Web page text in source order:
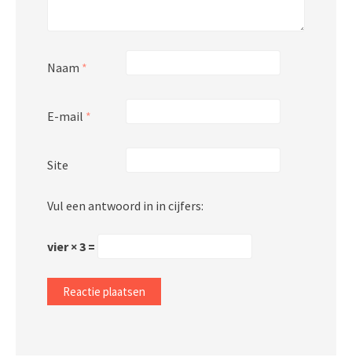
Naam *
E-mail *
Site
Vul een antwoord in in cijfers:
vier × 3 =